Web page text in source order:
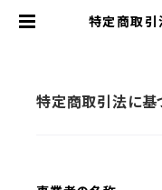
特定商取
特定商取引法に基